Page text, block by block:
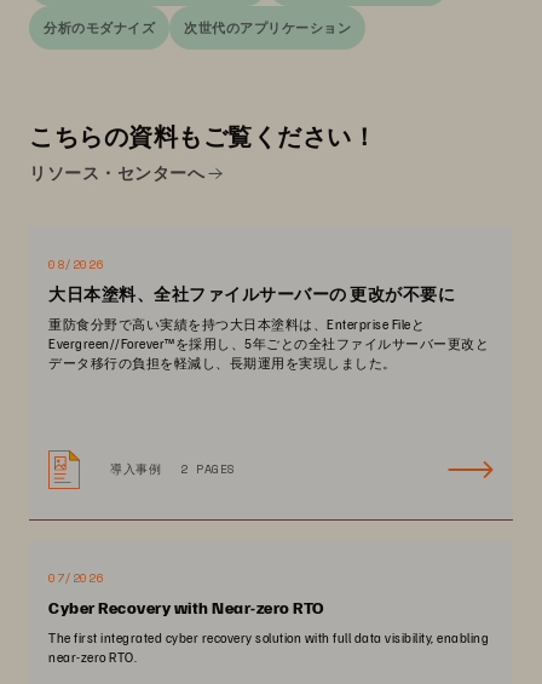
分析のモダナイズ 次世代のアプリケーション
こちらの資料もご覧ください！
リソース・センターへ
08/2026
大日本塗料、全社ファイルサーバーの 更改が不要に
重防食分野で高い実績を持つ大日本塗料は、Enterprise Fileと
Evergreen//Forever™を採用し、5年ごとの全社ファイルサーバー更改と
データ移行の負担を軽減し、長期運用を実現しました。
導入事例 2 PAGES
07/2026
Cyber Recovery with Near-zero RTO
The first integrated cyber recovery solution with full data visibility, enabling
near-zero RTO.